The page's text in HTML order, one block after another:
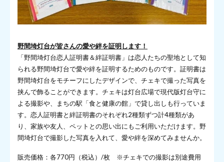
野間埼灯台が皆さんの愛や絆を証明します！
「野間埼灯台恋人証明書＆絆証明書」は恋人たちの聖地として知
られる野間埼灯台で愛や絆を証明するためのものです。証明書は
野間埼灯台をモチーフにしたデザインで、チェキで撮った写真を
挟んで飾ることができます。チェキは灯台広場で現代版灯台守に
よる撮影や、まちの駅「食と健康の館」で貸し出しも行っていま
す。恋人証明書と絆証明書のそれぞれ2種類ずつ計4種類があ
り、家族や友人、ペットとの思い出にもご利用いただけます。野
間埼灯台で撮影した写真を入れて、愛や絆を深めてみませんか。
販売価格：各770円（税込）/枚 ※チェキでの撮影は別途費用